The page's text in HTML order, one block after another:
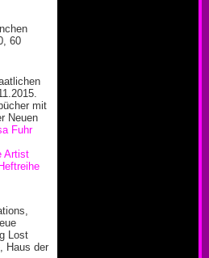
60
mit
Neuen
Fuhr
Artist
Lost
Haus der